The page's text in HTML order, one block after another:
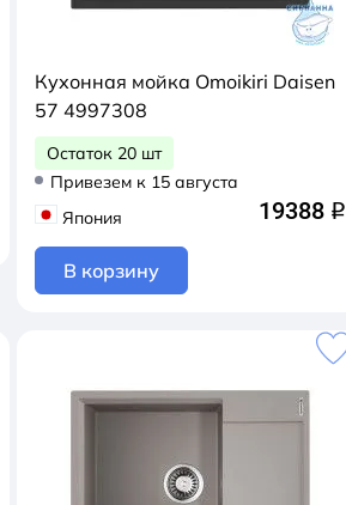
Кухонная мойка Omoikiri Daisen
57 4997308
Остаток 20 шт
Привезем к 15 августа
Япония
19388 q
В корзину